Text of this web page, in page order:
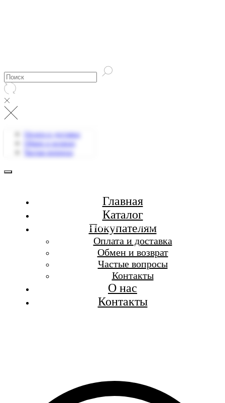
Бесплатная доставка при заказе от 7 000 р.
Оплата и доставка
Обмен и возврат
Частые вопросы
Главная
Каталог
Покупателям
Оплата и доставка
Обмен и возврат
Частые вопросы
Контакты
О нас
Контакты